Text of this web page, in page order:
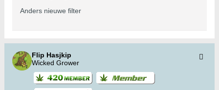
Anders nieuwe filter
Flip Hasjkip
Wicked Grower